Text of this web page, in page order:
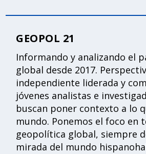
GEOPOL 21
Informando y analizando el
global desde 2017.
independiente liderada y
jóvenes analistas e
buscan poner contexto a lo
mundo. Ponemos el foco en
geopolítica global, siempre
mirada del mundo